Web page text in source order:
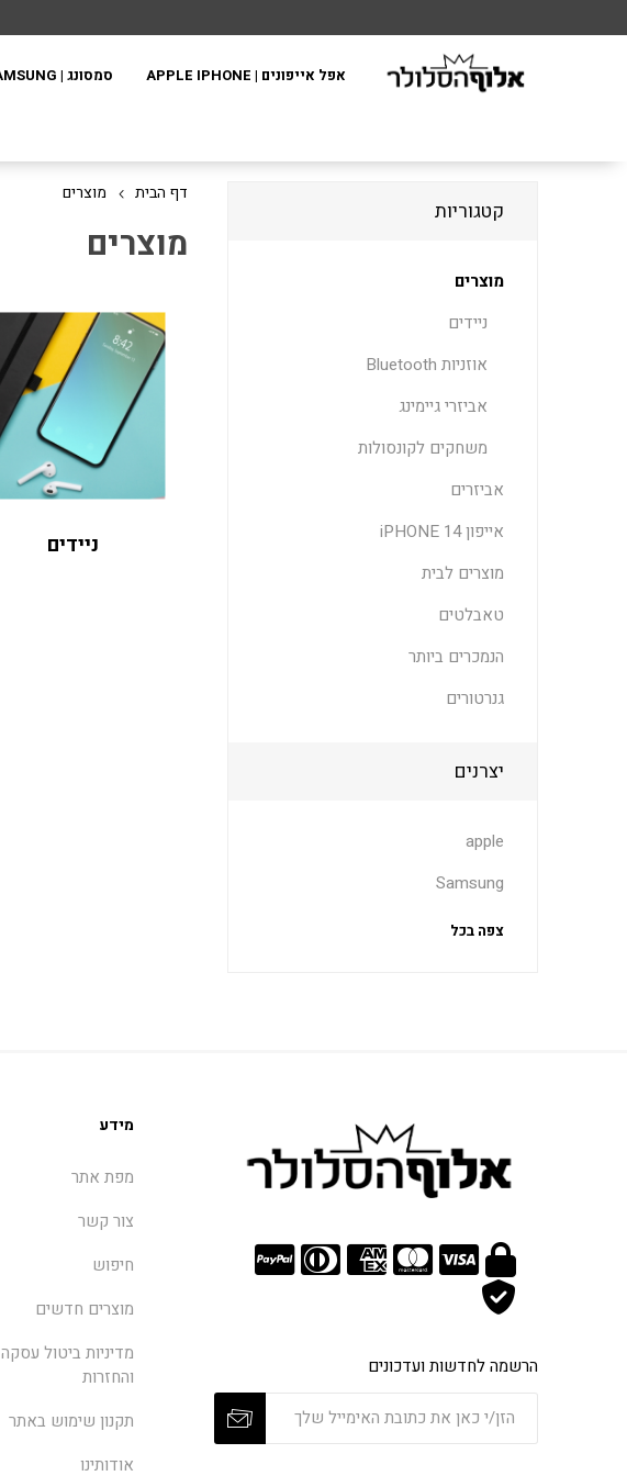
אפל אייפונים | APPLE IPHONE סמסונג | SAMSUNG
דף הבית מוצרים
מוצרים
ניידים
קטגוריות
מוצרים
ניידים
אוזניות Bluetooth
אביזרי גיימינג
משחקים לקונסולות
אביזרים
אייפון 14 iPHONE
מוצרים לבית
טאבלטים
הנמכרים ביותר
גנרטורים
יצרנים
apple
Samsung
צפה בכל
הרשמה לחדשות ועדכונים
מידע
מפת אתר
צור קשר
חיפוש
מוצרים חדשים
מדיניות ביטול עסקה
והחזרות
תקנון שימוש באתר
אודותינו